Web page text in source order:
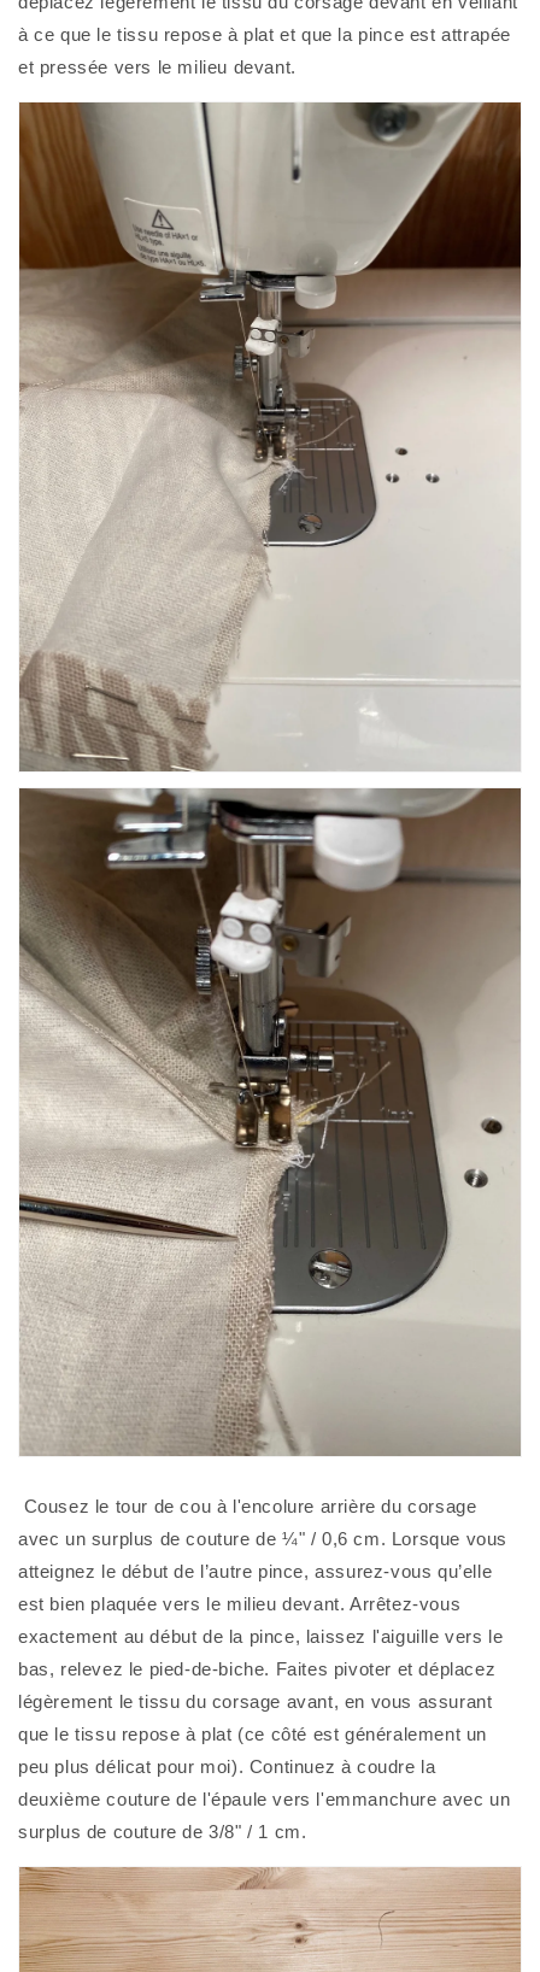
à ce que le tissu repose à plat et que la pince est attrapée
et pressée vers le milieu devant.
avec un surplus de couture de ¼" / 0,6 cm. Lorsque vous
atteignez le début de l’autre pince, assurez-vous qu’elle
est bien plaquée vers le milieu devant. Arrêtez-vous
exactement au début de la pince, laissez l'aiguille vers le
bas, relevez le pied-de-biche. Faites pivoter et déplacez
légèrement le tissu du corsage avant, en vous assurant
que le tissu repose à plat (ce côté est généralement un
peu plus délicat pour moi). Continuez à coudre la
deuxième couture de l'épaule vers l'emmanchure avec un
surplus de couture de 3/8" / 1 cm.